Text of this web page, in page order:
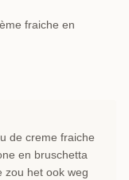
fraiche en
de creme fraiche
en bruschetta
zou het ook weg